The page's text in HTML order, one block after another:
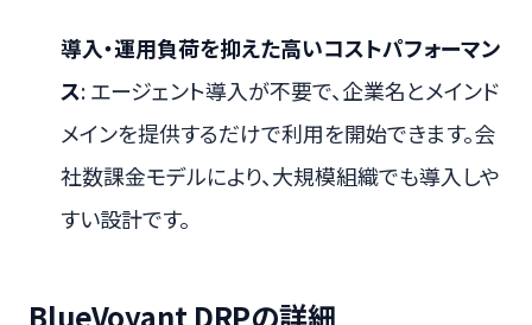
導入・運用負荷を抑えた高いコストパフォーマン
ス: エージェント導入が不要で、企業名とメインド
メインを提供するだけで利用を開始できます。会
社数課金モデルにより、大規模組織でも導入しや
すい設計です。
BlueVoyant DRPの詳細